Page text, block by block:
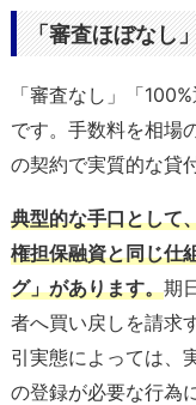
「審査ほぼなし
「審査なし」「
です。手数料を相場
の契約で実質的な貸
典型的な手口として
権担保融資と同じ仕
グ」があります。期
者へ買い戻しを請求
引実態によっては、
の登録が必要な行為